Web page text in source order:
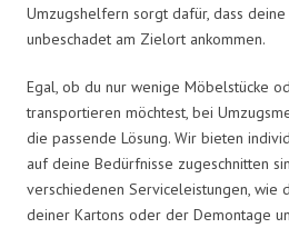
Umzugshelfern sorgt dafür, dass deine
unbeschadet am Zielort ankommen.
Egal, ob du nur wenige Möbelstücke
transportieren möchtest, bei
die passende Lösung. Wir bieten
auf deine Bedürfnisse zugeschnitten
verschiedenen Serviceleistungen, wie
deiner Kartons oder der Demontage